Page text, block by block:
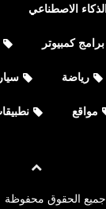
الذكاء الاصطناعي
برامج كمبيوتر
رياضة
مواقع
جميع الحقوق محفوظة